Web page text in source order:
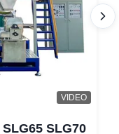
VIDEO